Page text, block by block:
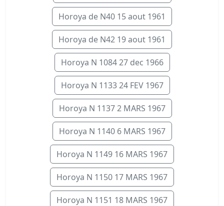
Horoya de N40 15 aout 1961
Horoya de N42 19 aout 1961
Horoya N 1084 27 dec 1966
Horoya N 1133 24 FEV 1967
Horoya N 1137 2 MARS 1967
Horoya N 1140 6 MARS 1967
Horoya N 1149 16 MARS 1967
Horoya N 1150 17 MARS 1967
Horoya N 1151 18 MARS 1967